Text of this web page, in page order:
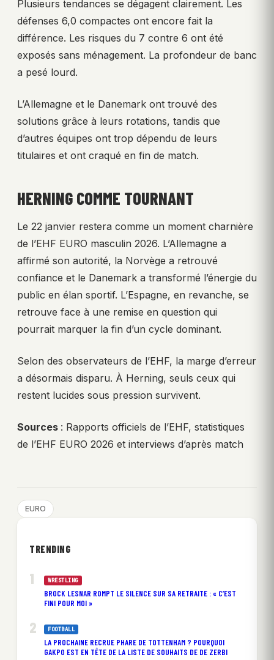
Plusieurs tendances se dégagent clairement. Les
défenses 6,0 compactes ont encore fait la
différence. Les risques du 7 contre 6 ont été
exposés sans ménagement. La profondeur de banc
a pesé lourd.
L’Allemagne et le Danemark ont trouvé des
solutions grâce à leurs rotations, tandis que
d’autres équipes ont trop dépendu de leurs
titulaires et ont craqué en fin de match.
HERNING COMME TOURNANT
Le 22 janvier restera comme un moment charnière
de l’EHF EURO masculin 2026. L’Allemagne a
affirmé son autorité, la Norvège a retrouvé
confiance et le Danemark a transformé l’énergie du
public en élan sportif. L’Espagne, en revanche, se
retrouve face à une remise en question qui
pourrait marquer la fin d’un cycle dominant.
Selon des observateurs de l’EHF, la marge d’erreur
a désormais disparu. À Herning, seuls ceux qui
restent lucides sous pression survivent.
Sources : Rapports officiels de l’EHF, statistiques
de l’EHF EURO 2026 et interviews d’après match
EURO
TRENDING
WRESTLING
BROCK LESNAR ROMPT LE SILENCE SUR SA RETRAITE : « C’EST
FINI POUR MOI »
FOOTBALL
LA PROCHAINE RECRUE PHARE DE TOTTENHAM ? POURQUOI
GAKPO EST EN TÊTE DE LA LISTE DE SOUHAITS DE DE ZERBI